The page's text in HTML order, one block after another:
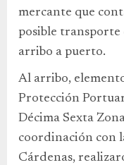
mercante que
posible transporte
arribo a puerto.
Al arribo,
Protección
Décima Sexta
coordinación con
Cárdenas,